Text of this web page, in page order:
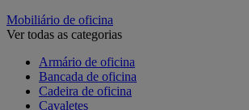
Mobiliário de oficina
Ver todas as categorias
Armário de oficina
Bancada de oficina
Cadeira de oficina
Cavaletes